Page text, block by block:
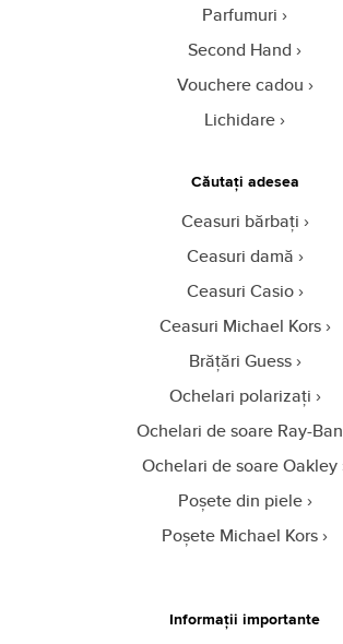
Parfumuri
Second Hand
Vouchere cadou
Lichidare
Căutați adesea
Ceasuri bărbați
Ceasuri damă
Ceasuri Casio
Ceasuri Michael Kors
Brățări Guess
Ochelari polarizați
Ochelari de soare Ray-Ban
Ochelari de soare Oakley
Poșete din piele
Poșete Michael Kors
Informații importante